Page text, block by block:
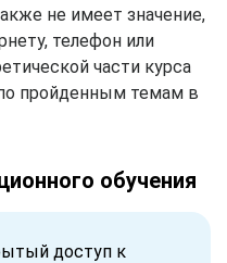
не имеет значение,
телефон или
части курса
пройденным темам в
обучения
доступ к